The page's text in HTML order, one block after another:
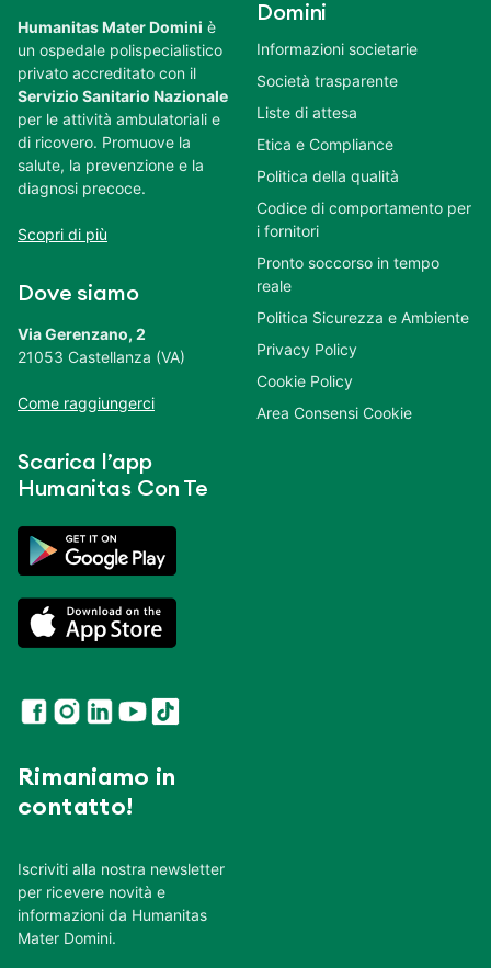
Humanitas Mater Domini è
un ospedale polispecialistico
privato accreditato con il
Servizio Sanitario Nazionale
per le attività ambulatoriali e
di ricovero. Promuove la
salute, la prevenzione e la
diagnosi precoce.
Scopri di più
Dove siamo
Via Gerenzano, 2
21053 Castellanza (VA)
Come raggiungerci
Scarica l’app
Humanitas Con Te
Rimaniamo in
contatto!
Iscriviti alla nostra newsletter
per ricevere novità e
informazioni da Humanitas
Mater Domini.
Domini
Informazioni societarie
Società trasparente
Liste di attesa
Etica e Compliance
Politica della qualità
Codice di comportamento per
i fornitori
Pronto soccorso in tempo
reale
Politica Sicurezza e Ambiente
Privacy Policy
Cookie Policy
Area Consensi Cookie